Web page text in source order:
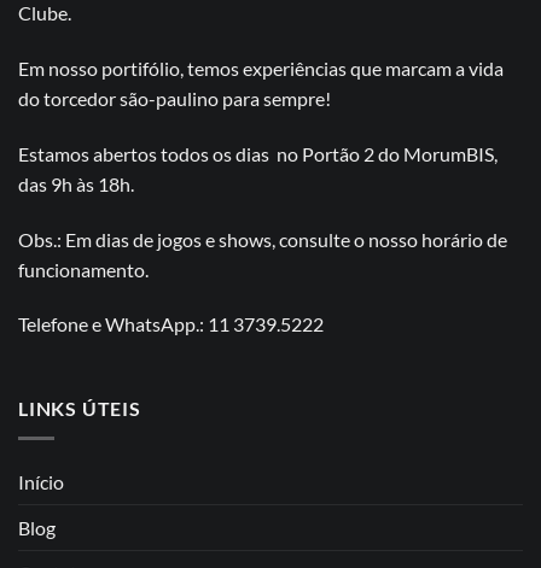
Clube.
Em nosso portifólio, temos experiências que marcam a vida
do torcedor são-paulino para sempre!
Estamos abertos todos os dias no Portão 2 do MorumBIS,
das 9h às 18h.
Obs.: Em dias de jogos e shows, consulte o nosso horário de
funcionamento.
Telefone e WhatsApp.: 11 3739.5222
LINKS ÚTEIS
Início
Blog